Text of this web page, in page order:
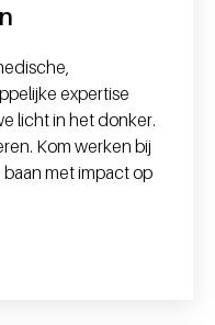
expertise
licht in het donker.
Kom werken bij
met impact op